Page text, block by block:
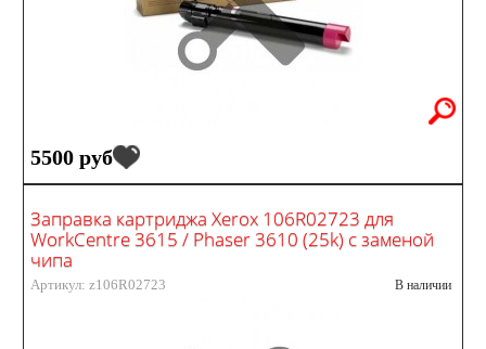
5500 руб
Заправка картриджа Xerox 106R02723 для
WorkCentre 3615 / Phaser 3610 (25k) с заменой
чипа
Артикул: z106R02723 В наличии